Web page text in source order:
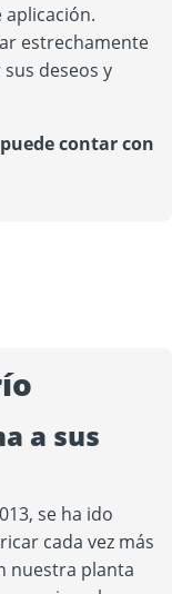
estrechamente
deseos y
contar con
a sus
se ha ido
cada vez más
nuestra planta